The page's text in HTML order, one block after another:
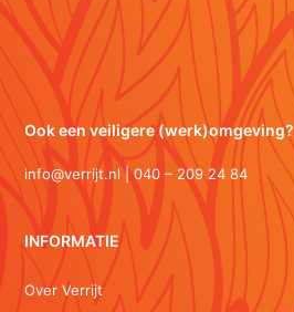
Ook een veiligere (werk)omgeving?
info@verrijt.nl | 040 – 209 24 84
INFORMATIE
Over Verrijt